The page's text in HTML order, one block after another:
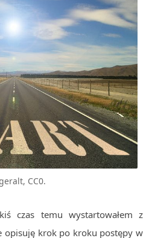
Pascal
WEB
.htaccess
HTML 5
CSS 3
JavaScript
Django
PHP
MOBILE
WERSJI
CC0.
czas temu wystartowałem z
opisuję krok po kroku postępy w